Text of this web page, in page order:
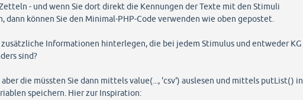
- und wenn Sie dort direkt die Kennungen der Texte mit den Stimuli
dann können Sie den Minimal-PHP-Code verwenden wie oben gepostet.
zusätzliche Informationen hinterlegen, die bei jedem Stimulus und entweder KG
sind?
die müssten Sie dann mittels value(..., 'csv') auslesen und mittels putList() in
speichern. Hier zur Inspiration: